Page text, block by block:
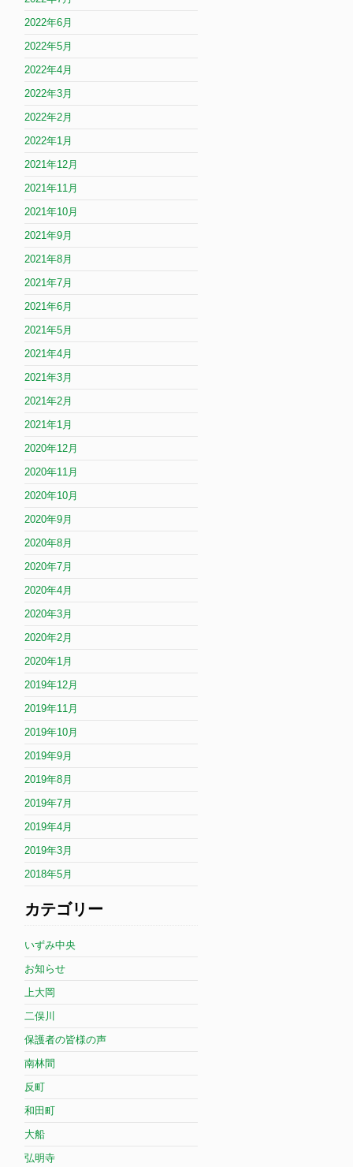
2022年6月
2022年5月
2022年4月
2022年3月
2022年2月
2022年1月
2021年12月
2021年11月
2021年10月
2021年9月
2021年8月
2021年7月
2021年6月
2021年5月
2021年4月
2021年3月
2021年2月
2021年1月
2020年12月
2020年11月
2020年10月
2020年9月
2020年8月
2020年7月
2020年4月
2020年3月
2020年2月
2020年1月
2019年12月
2019年11月
2019年10月
2019年9月
2019年8月
2019年7月
2019年4月
2019年3月
2018年5月
カテゴリー
いずみ中央
お知らせ
上大岡
二俣川
保護者の皆様の声
南林間
反町
和田町
大船
弘明寺